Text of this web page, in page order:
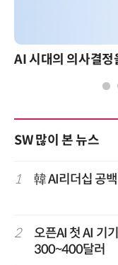
SW 많이 본 뉴스
1 韓 AI리더십 공
2
오픈AI 첫 AI 기
300~400달러